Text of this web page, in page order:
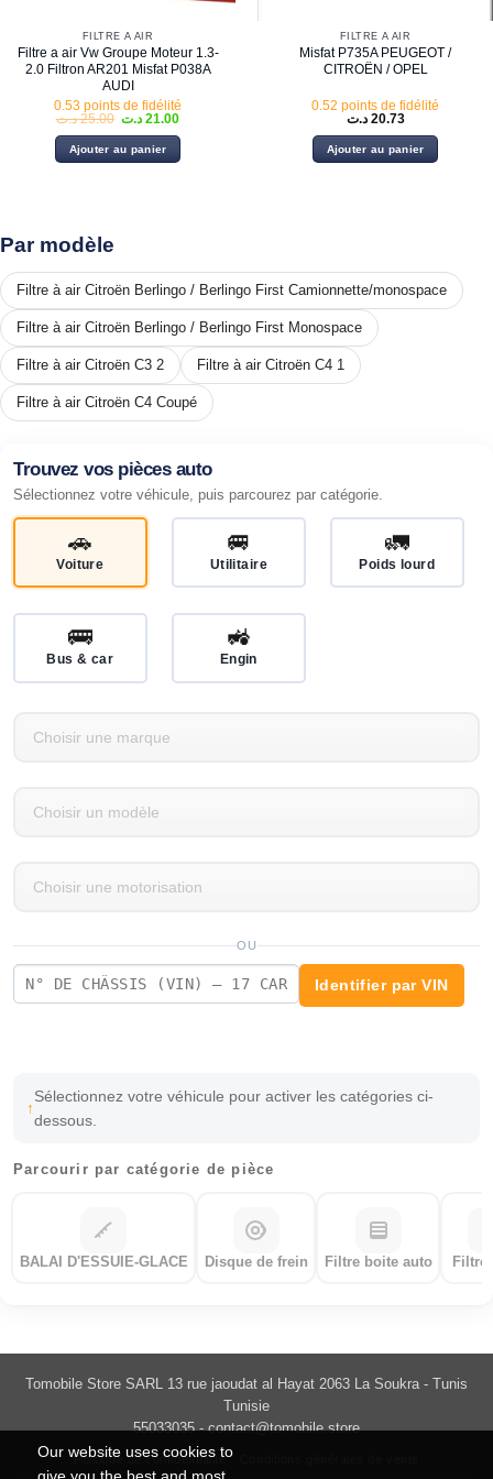
Our website uses cookies to
FILTRE À AIR
Filtre a air Vw Groupe Moteur 1.3-
2.0 Filtron AR201 Misfat P038A
AUDI
0.53 points de fidélité
25.00 د.ت
Le
initial
était :
21.00 د.ت
Le
actuel
est :
Ajouter au panier
FILTRE À AIR
Misfat P735A PEUGEOT /
CITROËN / OPEL
0.52 points de fidélité
20.73 د.ت
Ajouter au panier
Par modèle
Filtre à air Citroën Berlingo / Berlingo First Camionnette/monospace
Filtre à air Citroën Berlingo / Berlingo First Monospace
Filtre à air Citroën C3 2 Filtre à air Citroën C4 1
Filtre à air Citroën C4 Coupé
Trouvez vos pièces auto
Sélectionnez votre véhicule, puis parcourez par catégorie.
🚗
Voiture
🚐
Utilitaire
🚛
Poids lourd
🚌
Bus & car
🚜
Engin
OU
Identifier par VIN
Sélectionnez votre véhicule pour activer les catégories ci-
dessous.
Parcourir par catégorie de pièce
BALAI D'ESSUIE-GLACE Disque de frein Filtre boite auto
Tomobile Store SARL 13 rue jaoudat al Hayat 2063 La Soukra - Tunis
Tunisie
55033035 -contact@tomobile.store
Politique de confidentialité